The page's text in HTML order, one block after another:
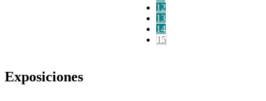
12
13
14
15
Exposiciones